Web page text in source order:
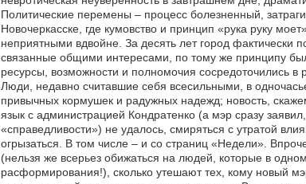
Политические перемены – процесс болезненный,
Новочеркасске, где кумовство и принцип «рука руку
неприятными вдвойне. За десять лет город
связанные общими интересами, по тому же принципу
ресурсы, возможности и полномочия сосредоточились
Люди, недавно считавшие себя всесильными, в
привычных кормушек и радужных надежд; новость,
язык с администрацией Кондратенко (а мэр сразу
«справедливости») не удалось, смиряться с утратой
огрызаться. В том числе – и со страниц «Недели».
(нельзя же всерьез обижаться на людей, которые в
расформирования!), сколько утешают тех, кому новый